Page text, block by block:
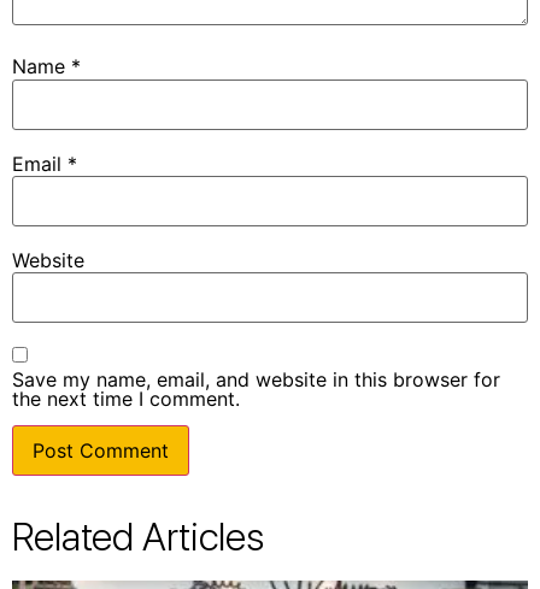
Name *
Email *
Website
Save my name, email, and website in this browser for
the next time I comment.
Related Articles